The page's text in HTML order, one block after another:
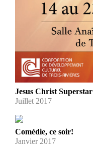
Jesus Christ Superstar
Juillet 2017
Comédie, ce soir!
Janvier 2017